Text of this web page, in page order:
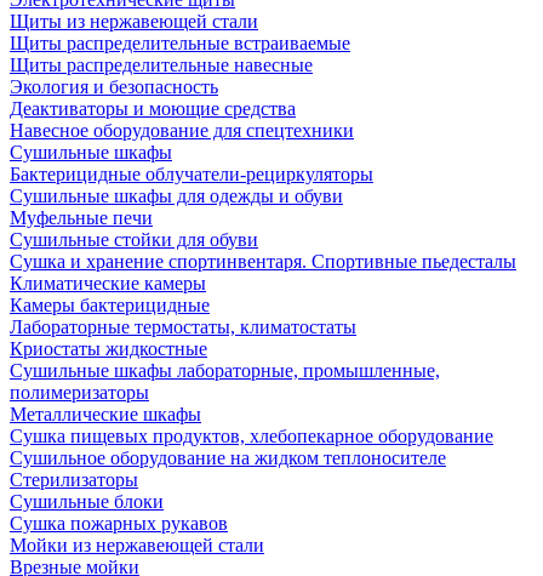
Щиты из нержавеющей стали
Щиты распределительные встраиваемые
Щиты распределительные навесные
Экология и безопасность
Деактиваторы и моющие средства
Навесное оборудование для спецтехники
Сушильные шкафы
Бактерицидные облучатели-рециркуляторы
Сушильные шкафы для одежды и обуви
Муфельные печи
Сушильные стойки для обуви
Сушка и хранение спортинвентаря. Спортивные пьедесталы
Климатические камеры
Камеры бактерицидные
Лабораторные термостаты, климатостаты
Криостаты жидкостные
Сушильные шкафы лабораторные, промышленные,
полимеризаторы
Металлические шкафы
Сушка пищевых продуктов, хлебопекарное оборудование
Сушильное оборудование на жидком теплоносителе
Стерилизаторы
Сушильные блоки
Сушка пожарных рукавов
Мойки из нержавеющей стали
Врезные мойки